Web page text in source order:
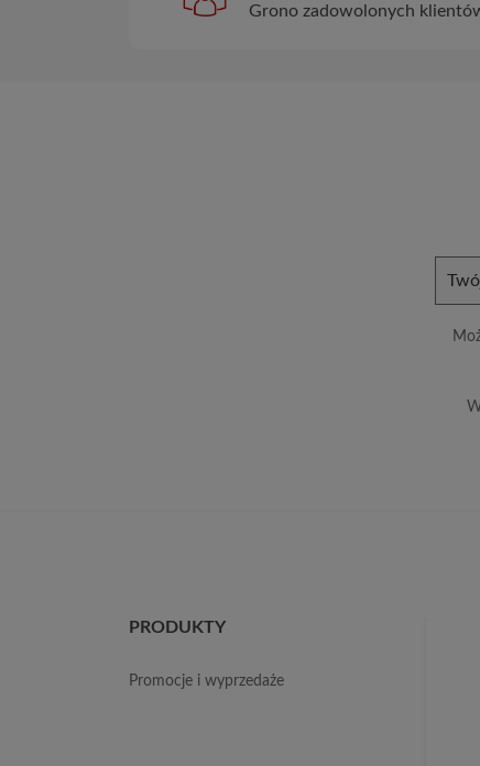
Grono zadowolonych
PRODUKTY
promocje i wyprzedaże